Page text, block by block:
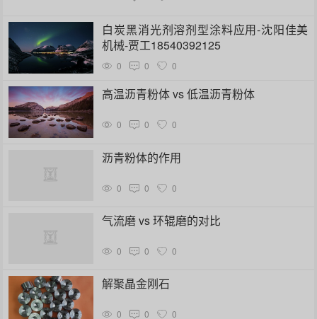
白炭黑消光剂溶剂型涂料应用-沈阳佳美
机械-贾工18540392125
0 0 0
高温沥青粉体 vs 低温沥青粉体
0 0 0
沥青粉体的作用
0 0 0
气流磨 vs 环辊磨的对比
0 0 0
解聚晶金刚石
0 0 0